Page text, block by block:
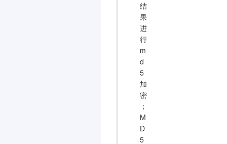
结
果
进
行
m
d
5
加
密
；
M
D
5